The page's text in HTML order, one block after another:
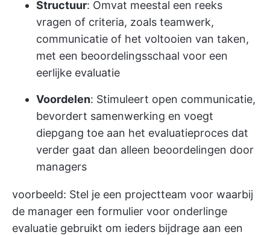
Structuur: Omvat meestal een reeks
vragen of criteria, zoals teamwerk,
communicatie of het voltooien van taken,
met een beoordelingsschaal voor een
eerlijke evaluatie
Voordelen: Stimuleert open communicatie,
bevordert samenwerking en voegt
diepgang toe aan het evaluatieproces dat
verder gaat dan alleen beoordelingen door
managers
voorbeeld: Stel je een projectteam voor waarbij
de manager een formulier voor onderlinge
evaluatie gebruikt om ieders bijdrage aan een